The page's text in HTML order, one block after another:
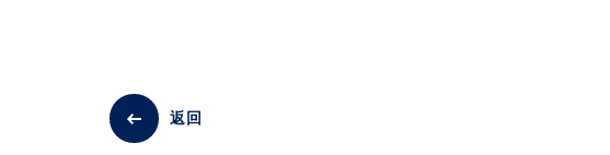
返回